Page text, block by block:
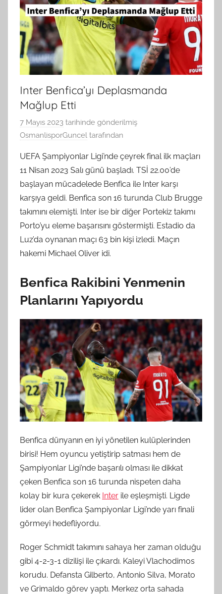
Inter Benfica’yı Deplasmanda
Mağlup Etti
7 Mayıs 2023 tarihinde gönderilmiş
OsmanlisporGuncel tarafından
UEFA Şampiyonlar Ligi’nde çeyrek final ilk maçları
11 Nisan 2023 Salı günü başladı. TSİ 22.00’de
başlayan mücadelede Benfica ile Inter karşı
karşıya geldi. Benfica son 16 turunda Club Brugge
takımını elemişti. Inter ise bir diğer Portekiz takımı
Porto’yu eleme başarısını göstermişti. Estadio da
Luz’da oynanan maçı 63 bin kişi izledi. Maçın
hakemi Michael Oliver idi.
Benfica Rakibini Yenmenin
Planlarını Yapıyordu
Benfica dünyanın en iyi yönetilen kulüplerinden
birisi! Hem oyuncu yetiştirip satması hem de
Şampiyonlar Ligi’nde başarılı olması ile dikkat
çeken Benfica son 16 turunda nispeten daha
kolay bir kura çekerek Inter ile eşleşmişti. Ligde
lider olan Benfica Şampiyonlar Ligi’nde yarı finali
görmeyi hedefliyordu.
Roger Schmidt takımını sahaya her zaman olduğu
gibi 4-2-3-1 dizilişi ile çıkardı. Kaleyi Vlachodimos
korudu. Defansta Gilberto, Antonio Silva, Morato
ve Grimaldo görev yaptı. Merkez orta sahada